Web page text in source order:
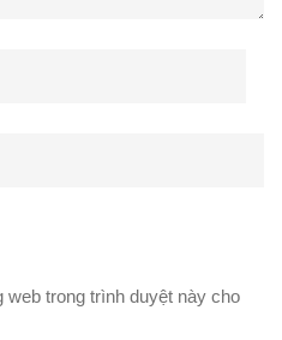
web trong trình duyệt này cho